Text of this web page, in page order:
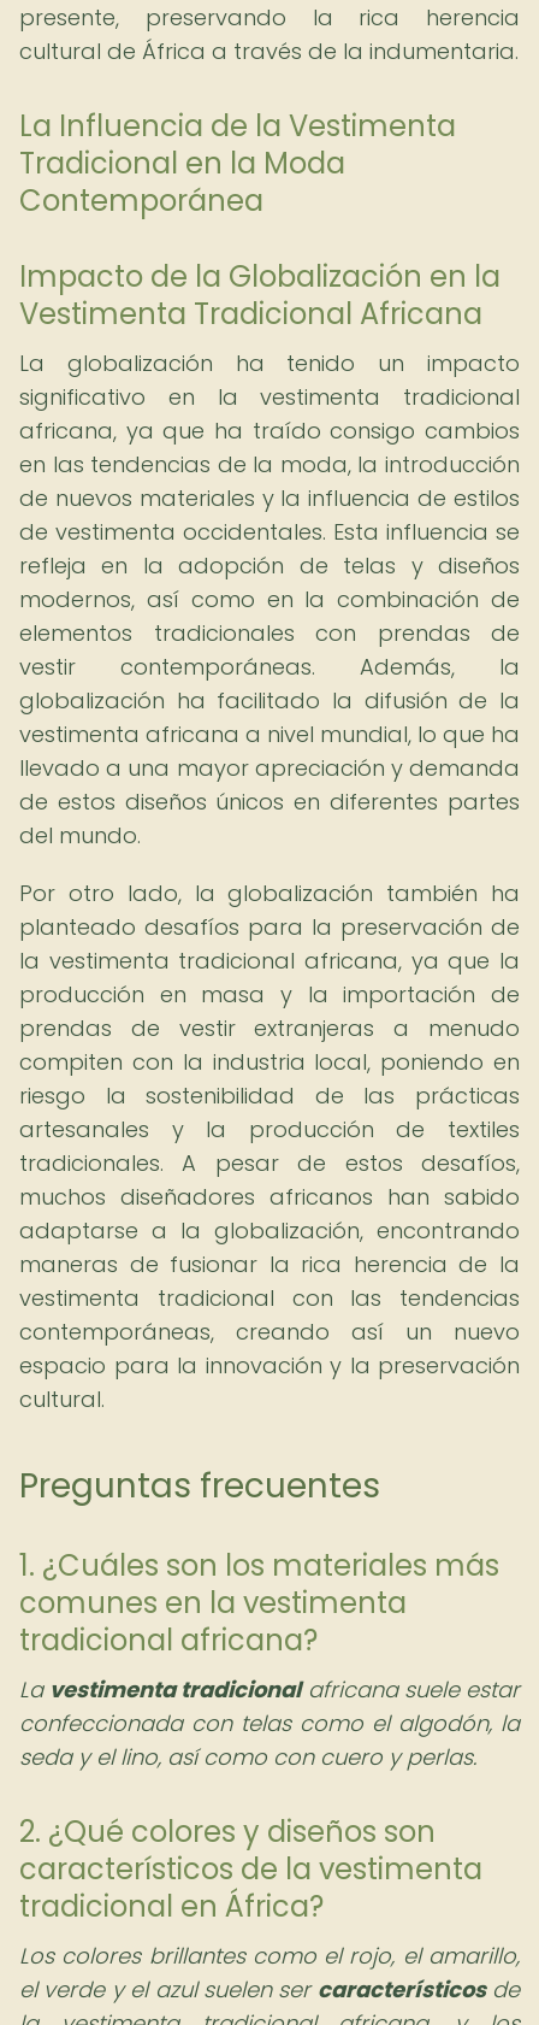
presente, preservando la rica herencia
cultural de África a través de la indumentaria.
La Influencia de la Vestimenta
Tradicional en la Moda
Contemporánea
Impacto de la Globalización en la
Vestimenta Tradicional Africana
La globalización ha tenido un impacto
significativo en la vestimenta tradicional
africana, ya que ha traído consigo cambios
en las tendencias de la moda, la introducción
de nuevos materiales y la influencia de estilos
de vestimenta occidentales. Esta influencia se
refleja en la adopción de telas y diseños
modernos, así como en la combinación de
elementos tradicionales con prendas de
vestir contemporáneas. Además, la
globalización ha facilitado la difusión de la
vestimenta africana a nivel mundial, lo que ha
llevado a una mayor apreciación y demanda
de estos diseños únicos en diferentes partes
del mundo.
Por otro lado, la globalización también ha
planteado desafíos para la preservación de
la vestimenta tradicional africana, ya que la
producción en masa y la importación de
prendas de vestir extranjeras a menudo
compiten con la industria local, poniendo en
riesgo la sostenibilidad de las prácticas
artesanales y la producción de textiles
tradicionales. A pesar de estos desafíos,
muchos diseñadores africanos han sabido
adaptarse a la globalización, encontrando
maneras de fusionar la rica herencia de la
vestimenta tradicional con las tendencias
contemporáneas, creando así un nuevo
espacio para la innovación y la preservación
cultural.
Preguntas frecuentes
1. ¿Cuáles son los materiales más
comunes en la vestimenta
tradicional africana?
La vestimenta tradicionalafricana suele estar
confeccionada con telas como el algodón, la
seda y el lino, así como con cuero y perlas.
2. ¿Qué colores y diseños son
característicos de la vestimenta
tradicional en África?
Los colores brillantes como el rojo, el amarillo,
el verde y el azul suelen ser característicosde